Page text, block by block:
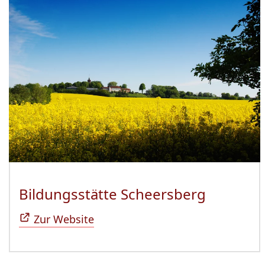
Bildungsstätte Scheersberg
Zur Website